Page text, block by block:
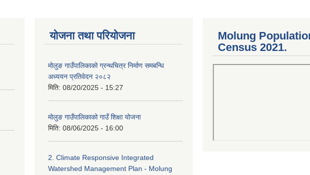
योजना तथा परियोजना
मोलुङ गाउँपालिकाको ग्रन्थचित्र निर्माण समबन्धि
अध्ययन प्रतिवेदन २०८२
मिति: 08/20/2025 - 15:27
मोलुङ गाउँपालिकाको गाउँ शिक्षा योजना
मिति: 08/06/2025 - 16:00
2. Climate Responsive Integrated
Watershed Management Plan - Molung
Molung
Census 2021.